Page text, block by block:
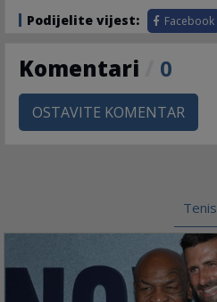
Podijelite vijest: Facebook
Komentari 0
OSTAVITE KOMENTAR
Tenis